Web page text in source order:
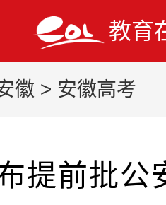
教育
徽 > 安徽高考
提前批公